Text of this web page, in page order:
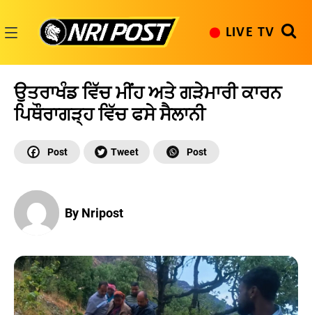
content
LIVE TV
ਉਤਰਾਖੰਡ ਵਿੱਚ ਮੀਂਹ ਅਤੇ ਗੜੇਮਾਰੀ ਕਾਰਨ
ਪਿਥੌਰਾਗੜ੍ਹ ਵਿੱਚ ਫਸੇ ਸੈਲਾਨੀ
By Nripost